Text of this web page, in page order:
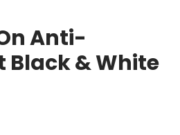
Anti-
& White